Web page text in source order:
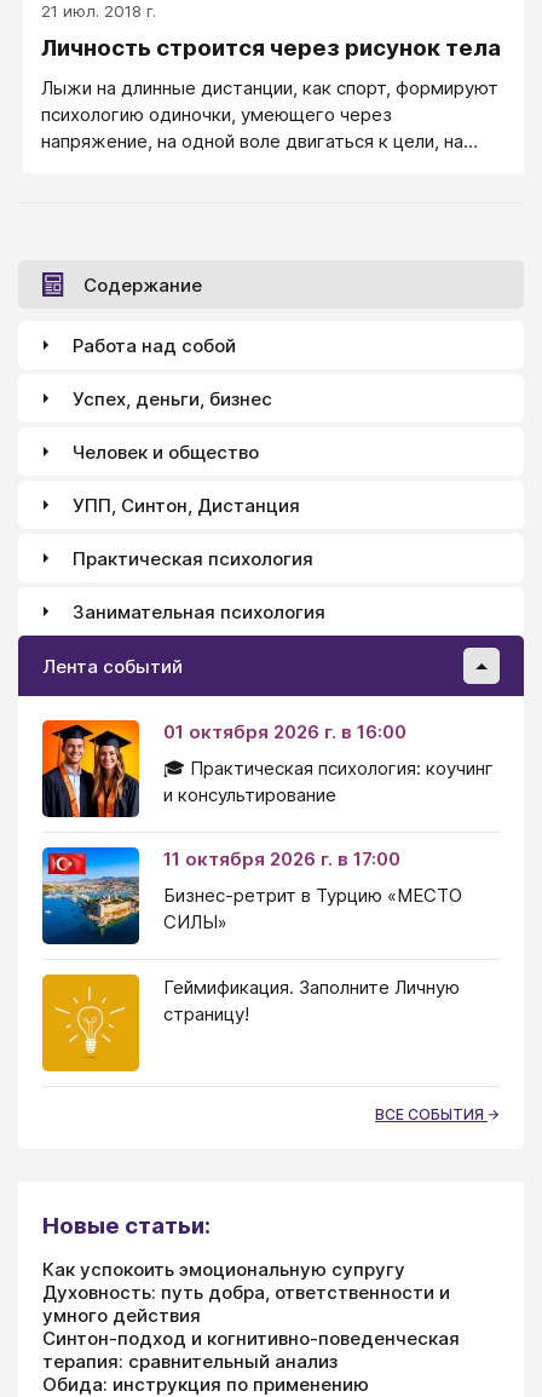
21 июл. 2018 г.
Личность строится через рисунок тела
Лыжи на длинные дистанции, как спорт, формируют
психологию одиночки, умеющего через
напряжение, на одной воле двигаться к цели, на
пары, умение выстраивать тактику, не бояться
проигрывать и уметь наносить точные сильные
команды, умение ловить азарт и бить ногами
Содержание
Работа над собой
Успех, деньги, бизнес
Человек и общество
УПП, Синтон, Дистанция
Практическая психология
Занимательная психология
Лента событий
01 октября 2026 г. в 16:00
🎓 Практическая психология: коучинг
и консультирование
11 октября 2026 г. в 17:00
Бизнес-ретрит в Турцию «МЕСТО
СИЛЫ»
Геймификация. Заполните Личную
страницу!
ВСЕ СОБЫТИЯ
Новые статьи:
Как успокоить эмоциональную супругу
Духовность: путь добра, ответственности и
умного действия
Синтон-подход и когнитивно-поведенческая
терапия: сравнительный анализ
Обида: инструкция по применению